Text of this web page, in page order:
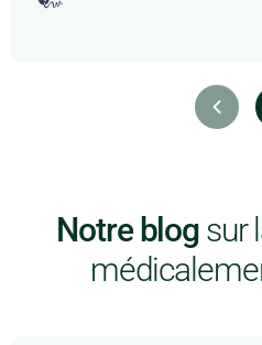
Notre blog sur